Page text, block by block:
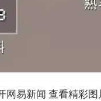
网易新闻 查看精彩图